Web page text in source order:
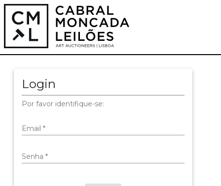
Login
Por favor identifique-se:
Email *
Senha *